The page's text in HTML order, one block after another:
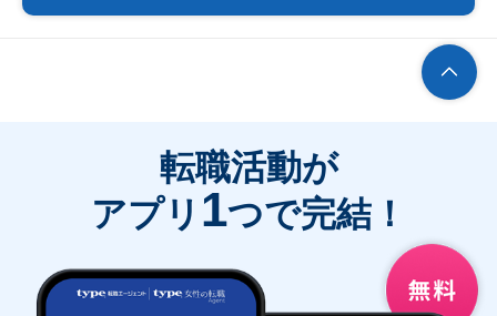
転職活動が
アプリ 1つで完結！